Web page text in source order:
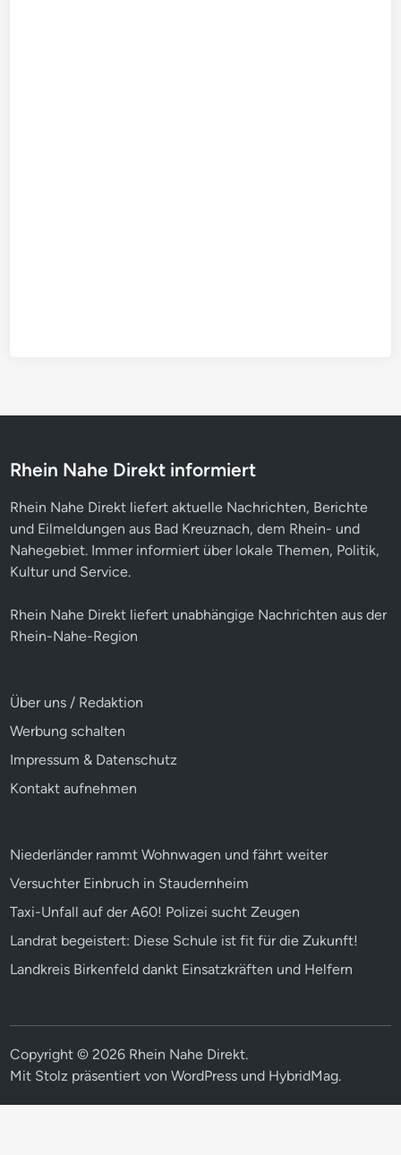
Rhein Nahe Direkt informiert
Rhein Nahe Direkt liefert aktuelle Nachrichten, Berichte
und Eilmeldungen aus Bad Kreuznach, dem Rhein- und
Nahegebiet. Immer informiert über lokale Themen, Politik,
Kultur und Service.
Rhein Nahe Direkt liefert unabhängige Nachrichten aus der
Rhein-Nahe-Region
Über uns / Redaktion
Werbung schalten
Impressum & Datenschutz
Kontakt aufnehmen
Niederländer rammt Wohnwagen und fährt weiter
Versuchter Einbruch in Staudernheim
Taxi-Unfall auf der A60! Polizei sucht Zeugen
Landrat begeistert: Diese Schule ist fit für die Zukunft!
Landkreis Birkenfeld dankt Einsatzkräften und Helfern
Copyright © 2026 Rhein Nahe Direkt.
Mit Stolz präsentiert vonWordPress und HybridMag.